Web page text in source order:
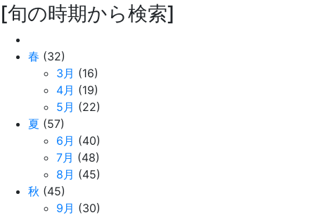
[旬の時期から検索]
春 (32)
3月 (16)
4月 (19)
5月 (22)
夏 (57)
6月 (40)
7月 (48)
8月 (45)
秋 (45)
9月 (30)